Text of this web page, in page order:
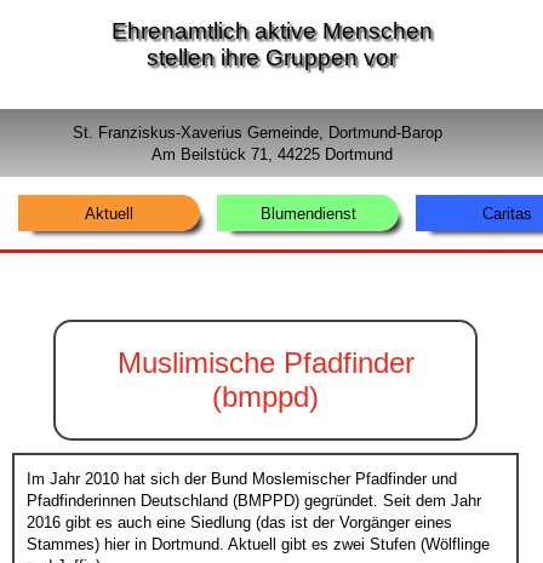
Ehrenamtlich aktive Menschen
stellen ihre Gruppen vor
St. Franziskus-Xaverius Gemeinde, Dortmund-Barop
Am Beilstück 71, 44225 Dortmund
Aktuell Blumendienst Caritas